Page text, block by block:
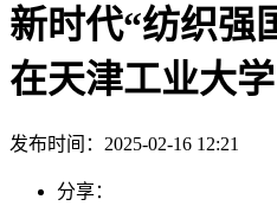
新时代“纺织强
在天津工业大学
发布时间：2025-02-16 12:21
分享：